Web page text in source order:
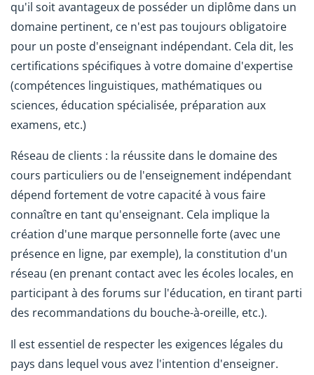
qu'il soit avantageux de posséder un diplôme dans un
domaine pertinent, ce n'est pas toujours obligatoire
pour un poste d'enseignant indépendant. Cela dit, les
certifications spécifiques à votre domaine d'expertise
(compétences linguistiques, mathématiques ou
sciences, éducation spécialisée, préparation aux
examens, etc.)
Réseau de clients : la réussite dans le domaine des
cours particuliers ou de l'enseignement indépendant
dépend fortement de votre capacité à vous faire
connaître en tant qu'enseignant. Cela implique la
création d'une marque personnelle forte (avec une
présence en ligne, par exemple), la constitution d'un
réseau (en prenant contact avec les écoles locales, en
participant à des forums sur l'éducation, en tirant parti
des recommandations du bouche-à-oreille, etc.).
Il est essentiel de respecter les exigences légales du
pays dans lequel vous avez l'intention d'enseigner.